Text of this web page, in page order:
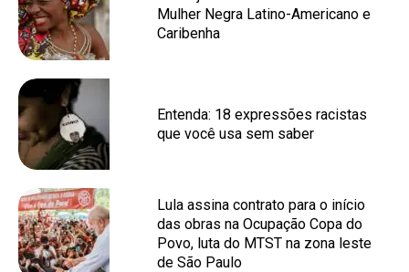
Mulher Negra Latino-Americano e
Caribenha
Entenda: 18 expressões racistas
que você usa sem saber
Lula assina contrato para o início
das obras na Ocupação Copa do
Povo, luta do MTST na zona leste
de São Paulo